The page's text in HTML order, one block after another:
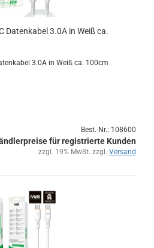
Da­ten­ka­bel 3.0A in Weiß ca.
3.0A in Weiß ca. 100cm
Best.-Nr.: 108600
für registrierte Kunden
zzgl. 19% MwSt. zzgl. Versand